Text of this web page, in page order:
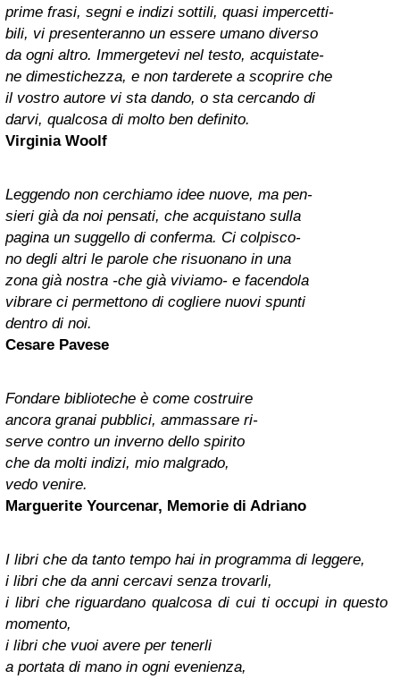
prime frasi, segni e indizi sottili, quasi impercetti-
bili, vi presenteranno un essere umano diverso
da ogni altro. Immergetevi nel testo, acquistate-
ne dimestichezza, e non tarderete a scoprire che
il vostro autore vi sta dando, o sta cercando di
darvi, qualcosa di molto ben definito.
Virginia Woolf
Leggendo non cerchiamo idee nuove, ma pen-
sieri già da noi pensati, che acquistano sulla
pagina un suggello di conferma. Ci colpisco-
no degli altri le parole che risuonano in una
zona già nostra -che già viviamo- e facendola
vibrare ci permettono di cogliere nuovi spunti
dentro di noi.
Cesare Pavese
Fondare biblioteche è come costruire
ancora granai pubblici, ammassare ri-
serve contro un inverno dello spirito
che da molti indizi, mio malgrado,
vedo venire.
Marguerite Yourcenar, Memorie di Adriano
I libri che da tanto tempo hai in programma di leggere,
i libri che da anni cercavi senza trovarli,
i libri che riguardano qualcosa di cui ti occupi in questo
momento,
i libri che vuoi avere per tenerli
a portata di mano in ogni evenienza,